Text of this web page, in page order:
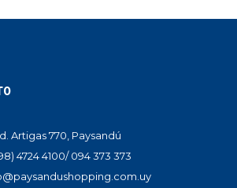
Artigas 770, Paysandú
4724 4100/ 094 373 373